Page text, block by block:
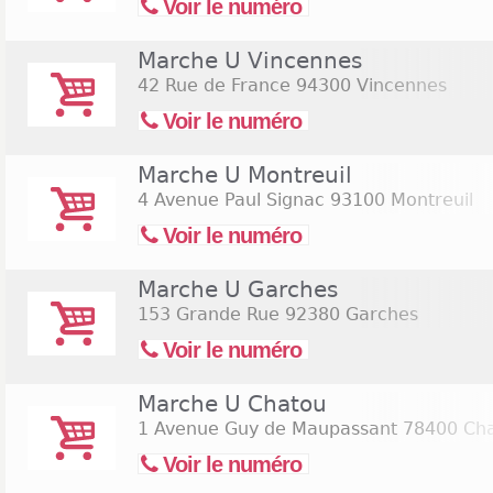
Voir le numéro
Marche U Vincennes
42 Rue de France 94300 Vincennes
Voir le numéro
Marche U Montreuil
4 Avenue Paul Signac 93100 Montreuil
Voir le numéro
Marche U Garches
153 Grande Rue 92380 Garches
Voir le numéro
Marche U Chatou
1 Avenue Guy de Maupassant 78400
Voir le numéro